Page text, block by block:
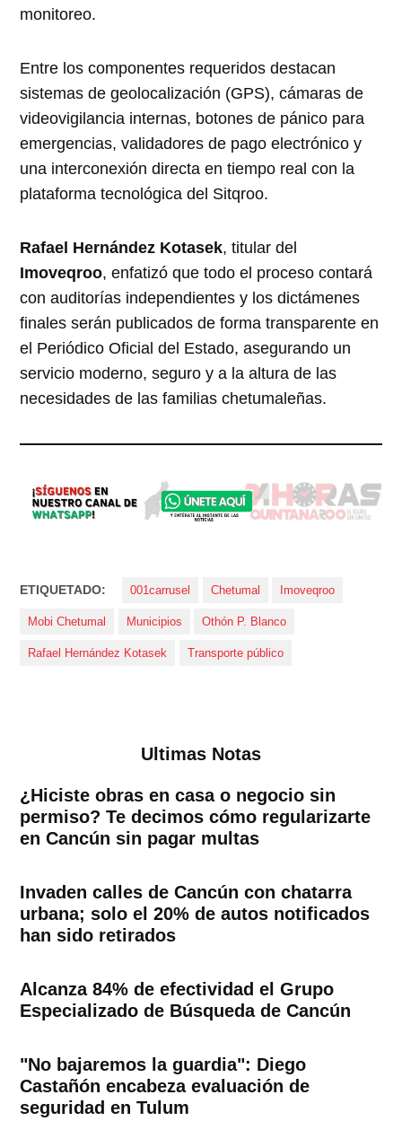
monitoreo.
Entre los componentes requeridos destacan
sistemas de geolocalización (GPS), cámaras de
videovigilancia internas, botones de pánico para
emergencias, validadores de pago electrónico y
una interconexión directa en tiempo real con la
plataforma tecnológica del Sitqroo.
Rafael Hernández Kotasek, titular del
Imoveqroo, enfatizó que todo el proceso contará
con auditorías independientes y los dictámenes
finales serán publicados de forma transparente en
el Periódico Oficial del Estado, asegurando un
servicio moderno, seguro y a la altura de las
necesidades de las familias chetumaleñas.
ETIQUETADO: 001carrusel Chetumal Imoveqroo
Mobi Chetumal Municipios Othón P. Blanco
Rafael Hernández Kotasek Transporte público
Ultimas Notas
¿Hiciste obras en casa o negocio sin
permiso? Te decimos cómo regularizarte
en Cancún sin pagar multas
Invaden calles de Cancún con chatarra
urbana; solo el 20% de autos notificados
han sido retirados
Alcanza 84% de efectividad el Grupo
Especializado de Búsqueda de Cancún
"No bajaremos la guardia": Diego
Castañón encabeza evaluación de
seguridad en Tulum